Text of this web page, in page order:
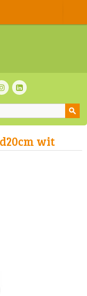
wit